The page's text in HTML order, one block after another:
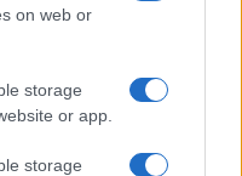
on web or
storage
or app.
storage
az iPhone szundiidő
terjedt az iOS 26:
adatok